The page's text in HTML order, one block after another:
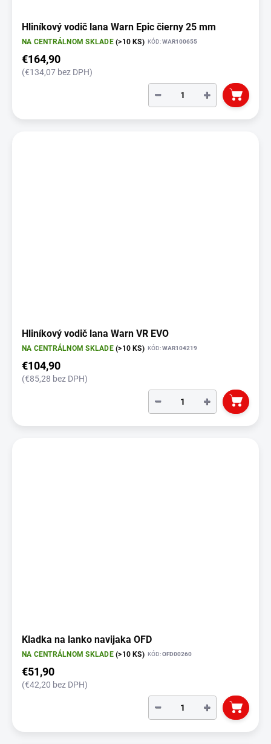
Hliníkový vodič lana Warn Epic čierny 25 mm
NA CENTRÁLNOM SKLADE(>10 KS) KÓD:WAR100655
€164,90
(€134,07 bez DPH)
+
−
Hliníkový vodič lana Warn VR EVO
NA CENTRÁLNOM SKLADE(>10 KS) KÓD:WAR104219
€104,90
(€85,28 bez DPH)
+
−
Kladka na lanko navijaka OFD
NA CENTRÁLNOM SKLADE(>10 KS) KÓD:OFD00260
€51,90
(€42,20 bez DPH)
+
−